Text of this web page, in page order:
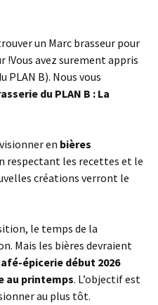
un Marc brasseur pour
!Vous avez surement appris
PLAN B). Nous vous
du PLAN B : La
en bières
respectant les recettes et le
créations verront le
le temps de la
Mais les bières devraient
épicerie début 2026
au printemps. L’objectif est
au plus tôt.